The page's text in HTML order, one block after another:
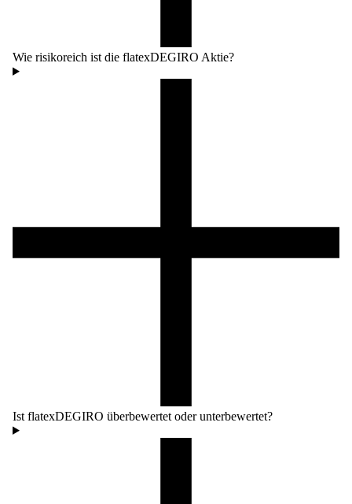
Wie risikoreich ist die flatexDEGIRO Aktie?
Ist flatexDEGIRO überbewertet oder unterbewertet?